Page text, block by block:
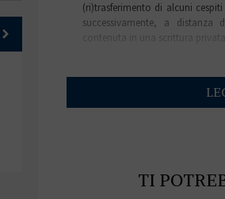
(ri)trasferimento di alcuni
successivamente, a
contenuta in una scrittura
TI